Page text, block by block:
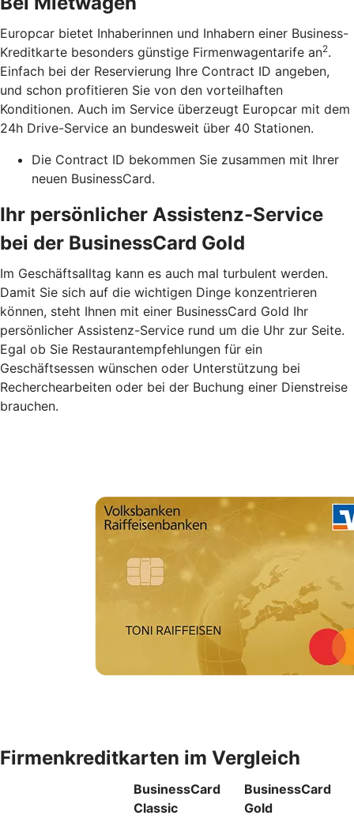
Europcar bietet Inhaberinnen und Inhabern einer Business-
Kreditkarte besonders günstige Firmenwagentarife an2.
Einfach bei der Reservierung Ihre Contract ID angeben,
und schon profitieren Sie von den vorteilhaften
Konditionen. Auch im Service überzeugt Europcar mit dem
24h Drive-Service an bundesweit über 40 Stationen.
Die Contract ID bekommen Sie zusammen mit Ihrer
neuen BusinessCard.
Ihr persönlicher Assistenz-Service
bei der BusinessCard Gold
Im Geschäftsalltag kann es auch mal turbulent werden.
Damit Sie sich auf die wichtigen Dinge konzentrieren
können, steht Ihnen mit einer BusinessCard Gold Ihr
persönlicher Assistenz-Service rund um die Uhr zur Seite.
Egal ob Sie Restaurantempfehlungen für ein
Geschäftsessen wünschen oder Unterstützung bei
Recherchearbeiten oder bei der Buchung einer Dienstreise
brauchen.
Firmenkreditkarten im Vergleich
BusinessCard
Classic
BusinessCard
Gold